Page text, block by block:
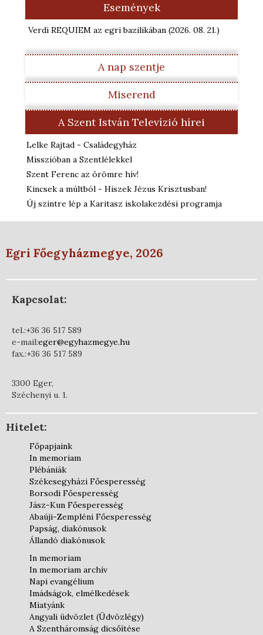
Események
Verdi REQUIEM az egri bazilikában (2026. 08. 21.)
A nap szentje
Miserend
A Szent István Televízió hírei
Lelke Rajtad - Családegyház
Misszióban a Szentlélekkel
Szent Ferenc az örömre hív!
Kincsek a múltból - Hiszek Jézus Krisztusban!
Új szintre lép a Karitasz iskolakezdési programja
Egri Főegyházmegye, 2026
Kapcsolat:
tel.:+36 36 517 589
e-mail:eger@egyhazmegye.hu
fax.:+36 36 517 589
3300 Eger,
Széchenyi u. 1.
Hitelet:
Főpapjaink
In memoriam
Plébániák
Székesegyházi Főesperesség
Borsodi Főesperesség
Jász-Kun Főesperesség
Abaúji-Zempléni Főesperesség
Papság, diakónusok
Állandó diakónusok
In memoriam
In memoriam archív
Napi evangélium
Imádságok, elmélkedések
Miatyánk
Angyali üdvözlet (Üdvözlégy)
A Szentháromság dicsőítése